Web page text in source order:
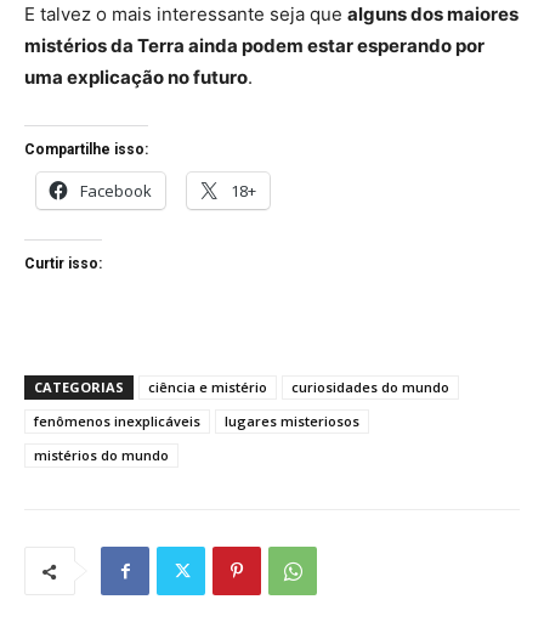
E talvez o mais interessante seja que alguns dos maiores
mistérios da Terra ainda podem estar esperando por
uma explicação no futuro.
Compartilhe isso:
Facebook 18+
Curtir isso:
CATEGORIAS ciência e mistério
curiosidades do mundo
fenômenos inexplicáveis
lugares misteriosos
mistérios do mundo